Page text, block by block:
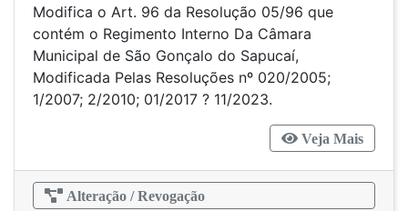
Modifica o Art. 96 da Resolução 05/96 que
contém o Regimento Interno Da Câmara
Municipal de São Gonçalo do Sapucaí,
Modificada Pelas Resoluções nº 020/2005;
1/2007; 2/2010; 01/2017 ? 11/2023.
Veja Mais
Alteração / Revogação